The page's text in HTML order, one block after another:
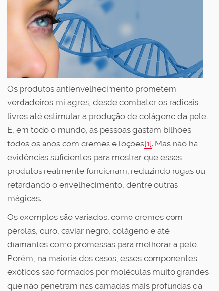
Os produtos antienvelhecimento prometem
verdadeiros milagres, desde combater os radicais
livres até estimular a produção de colágeno da pele.
E, em todo o mundo, as pessoas gastam bilhões
todos os anos com cremes e loções[1]. Mas não há
evidências suficientes para mostrar que esses
produtos realmente funcionam, reduzindo rugas ou
retardando o envelhecimento, dentre outras
mágicas.
Os exemplos são variados, como cremes com
pérolas, ouro, caviar negro, colágeno e até
diamantes como promessas para melhorar a pele.
Porém, na maioria dos casos, esses componentes
exóticos são formados por moléculas muito grandes
que não penetram nas camadas mais profundas da